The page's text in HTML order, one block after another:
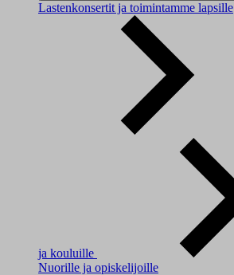
Lastenkonsertit ja toimintamme lapsille
ja kouluille
Nuorille ja opiskelijoille